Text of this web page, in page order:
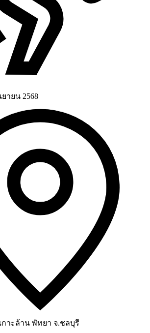
ายน 2568
กาะล้าน พัทยา จ.ชลบุรี